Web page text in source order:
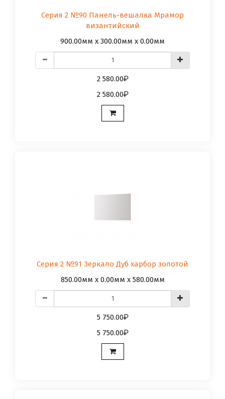
Серия 2 №90 Панель-вешалка Мрамор
византийский
900.00мм x 300.00мм x 0.00мм
2 580.00
2 580.00
Серия 2 №91 Зеркало Дуб харбор золотой
850.00мм x 0.00мм x 580.00мм
5 750.00
5 750.00